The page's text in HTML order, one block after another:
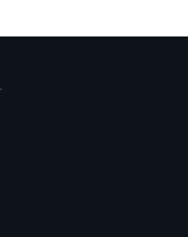
.